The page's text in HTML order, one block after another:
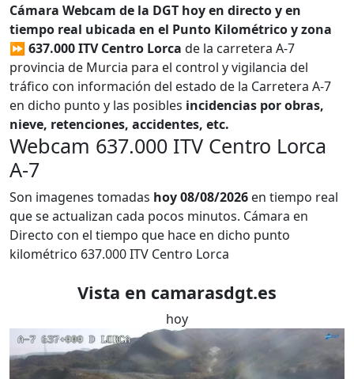
Cámara Webcam de la DGT hoy en directo y en
tiempo real ubicada en el Punto Kilométrico y zona
⏩ 637.000 ITV Centro Lorca de la carretera A-7
provincia de Murcia para el control y vigilancia del
tráfico con información del estado de la Carretera A-7
en dicho punto y las posibles incidencias por obras,
nieve, retenciones, accidentes, etc.
Webcam 637.000 ITV Centro Lorca
A-7
Son imagenes tomadas hoy 08/08/2026 en tiempo real
que se actualizan cada pocos minutos. Cámara en
Directo con el tiempo que hace en dicho punto
kilométrico 637.000 ITV Centro Lorca
Vista en camarasdgt.es
hoy